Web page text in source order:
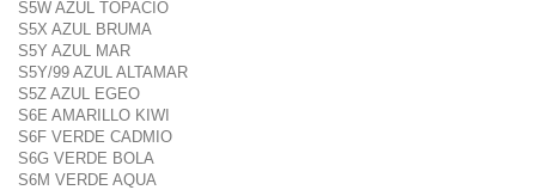
S5W AZUL TOPACIO
S5X AZUL BRUMA
S5Y AZUL MAR
S5Y/99 AZUL ALTAMAR
S5Z AZUL EGEO
S6E AMARILLO KIWI
S6F VERDE CADMIO
S6G VERDE BOLA
S6M VERDE AQUA